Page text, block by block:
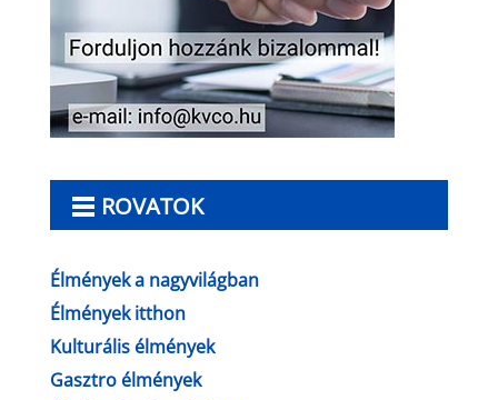
ROVATOK
Élmények a nagyvilágban
Élmények itthon
Kulturális élmények
Gasztro élmények